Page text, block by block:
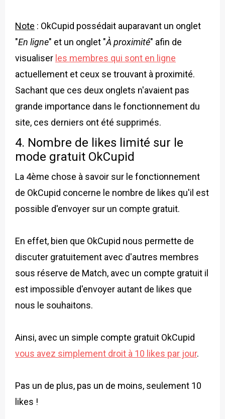
Note : OkCupid possédait auparavant un onglet
"En ligne" et un onglet "À proximité" afin de
visualiser les membres qui sont en ligne
actuellement et ceux se trouvant à proximité.
Sachant que ces deux onglets n'avaient pas
grande importance dans le fonctionnement du
site, ces derniers ont été supprimés.
4. Nombre de likes limité sur le
mode gratuit OkCupid
La 4ème chose à savoir sur le fonctionnement
de OkCupid concerne le nombre de likes qu'il est
possible d'envoyer sur un compte gratuit.
En effet, bien que OkCupid nous permette de
discuter gratuitement avec d'autres membres
sous réserve de Match, avec un compte gratuit il
est impossible d'envoyer autant de likes que
nous le souhaitons.
Ainsi, avec un simple compte gratuit OkCupid
vous avez simplement droit à 10 likes par jour.
Pas un de plus, pas un de moins, seulement 10
likes !